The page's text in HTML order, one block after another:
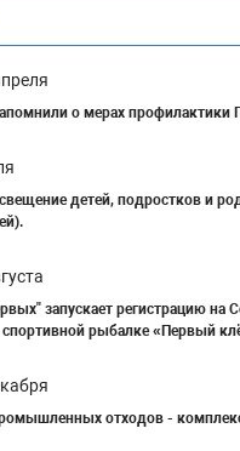
о мерах профилактики
детей, подростков и
запускает регистрацию на
рыбалке «Первый
отходов -